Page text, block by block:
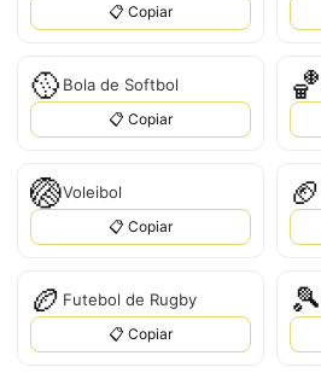
📋 Copiar
🥎 Bola de Softbol
📋 Copiar
🏀
🏐Voleibol
📋 Copiar
🏈
🏉 Futebol de Rugby
📋 Copiar
🎾